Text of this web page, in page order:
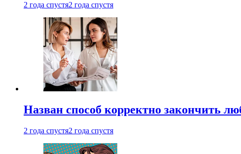
2 года спустя2 года спустя
Назван способ корректно закончить
2 года спустя2 года спустя